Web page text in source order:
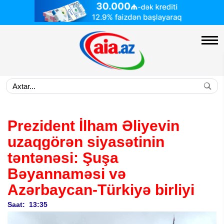
Prezident İlham Əliyevin
uzaqgörən siyasətinin
təntənəsi: Şuşa
Bəyannaməsi və
Azərbaycan-Türkiyə birliyi
Saat: 13:35